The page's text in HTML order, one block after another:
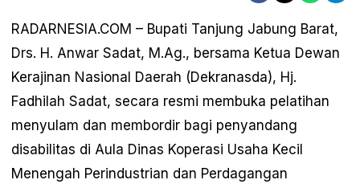
RADARNESIA.COM – Bupati Tanjung Jabung Barat,
Drs. H. Anwar Sadat, M.Ag., bersama Ketua Dewan
Kerajinan Nasional Daerah (Dekranasda), Hj.
Fadhilah Sadat, secara resmi membuka pelatihan
menyulam dan membordir bagi penyandang
disabilitas di Aula Dinas Koperasi Usaha Kecil
Menengah Perindustrian dan Perdagangan